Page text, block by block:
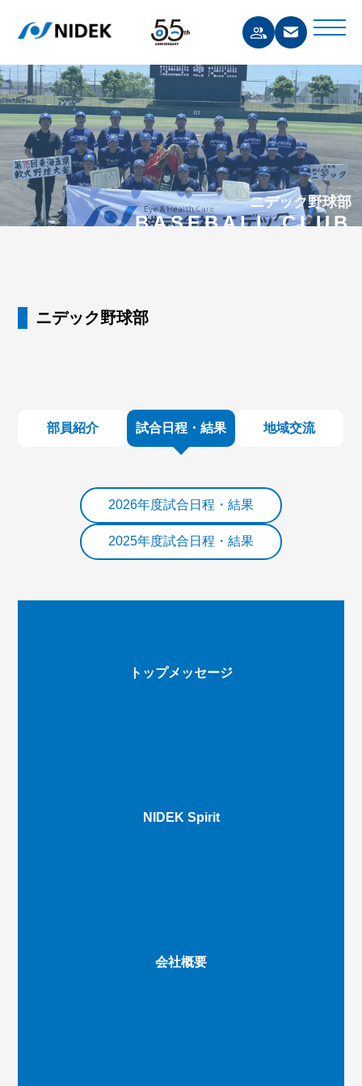
ニデック野球部
BASEBALL CLUB
ニデック野球部
部員紹介 試合日程・結果 地域交流
2026年度試合日程・結果
2025年度試合日程・結果
トップメッセージ
NIDEK Spirit
会社概要